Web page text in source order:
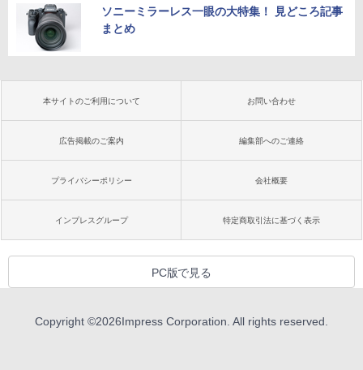
ソニーミラーレス一眼の大特集！ 見どころ記事
まとめ
本サイトのご利用について お問い合わせ
広告掲載のご案内 編集部へのご連絡
プライバシーポリシー 会社概要
インプレスグループ 特定商取引法に基づく表示
PC版で見る
Copyright ©2026Impress Corporation. All rights reserved.